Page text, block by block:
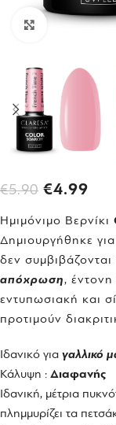
Click to
€5.90 €4.99
Ημιμόνιμο Βερνίκι
Δημιουργήθηκε
δεν
απόχρωση,
εντυπωσιακή και
προτιμούν
Ιδανικό για γαλλικό
Κάλυψη : Διαφανής
Ιδανική, μέτρια
πλημμυρίζει τα